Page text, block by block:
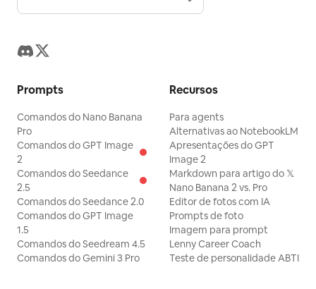
Prompts
Comandos do Nano Banana
Pro
Comandos do GPT Image
2
Comandos do Seedance
2.5
Comandos do Seedance 2.0
Comandos do GPT Image
1.5
Comandos do Seedream 4.5
Comandos do Gemini 3 Pro
Recursos
Para agents
Alternativas ao NotebookLM
Apresentações do GPT
Image 2
Markdown para artigo do 𝕏
Nano Banana 2 vs. Pro
Editor de fotos com IA
Prompts de foto
Imagem para prompt
Lenny Career Coach
Teste de personalidade ABTI